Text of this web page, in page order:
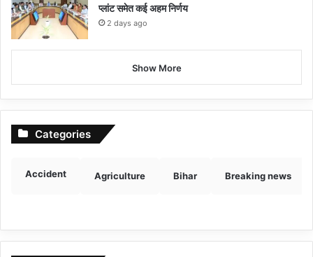
प्लांट समेत कई अहम निर्णय
2 days ago
Show More
Categories
Accident Agriculture Bihar Breaking news